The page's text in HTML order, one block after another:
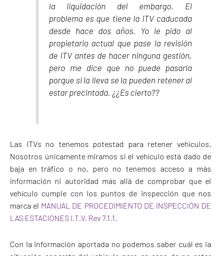
la liquidación del embargo. El
problema es que tiene la ITV caducada
desde hace dos años. Yo le pido al
propietario actual que pase la revisión
de ITV antes de hacer ninguna gestión,
pero me dice que no puede pasarla
porque si la lleva se la pueden retener al
estar precintada. ¿¿Es cierto??
Las ITVs no tenemos potestad para retener vehículos.
Nosotros únicamente miramos si el vehículo está dado de
baja en tráfico o no, pero no tenemos acceso a más
información ni autoridad más allá de comprobar que el
vehículo cumple con los puntos de inspección que nos
marca el MANUAL DE PROCEDIMIENTO DE INSPECCIÓN DE
LAS ESTACIONES I.T.V. Rev 7.1.1.
Con la información aportada no podemos saber cuál es la